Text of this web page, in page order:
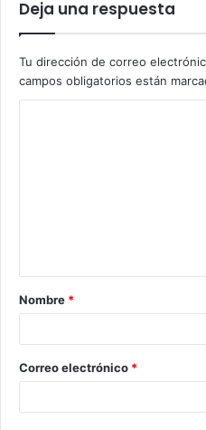
Deja una respuesta
Tu dirección de correo
campos obligatorios están
Nombre *
Correo electrónico *